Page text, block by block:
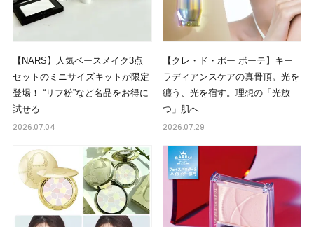
【NARS】人気ベースメイク3点
セットのミニサイズキットが限定
登場！ “リフ粉”など名品をお得に
試せる
2026.07.04
【クレ・ド・ポー ボーテ】キー
ラディアンスケアの真骨頂。光を
纏う、光を宿す。理想の「光放
つ」肌へ
2026.07.29